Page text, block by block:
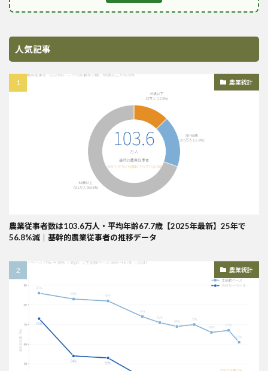
人気記事
農業統計
農業従事者数は103.6万人・平均年齢67.7歳【2025年最新】25年で
56.8%減｜基幹的農業従事者の推移データ
農業統計